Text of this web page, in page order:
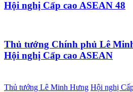
Hội nghị Cấp cao ASEAN 48
Thủ tướng Chính phủ Lê
Hội nghị Cấp cao ASEAN
Thủ tướng Lê Minh Hưng Hội nghị